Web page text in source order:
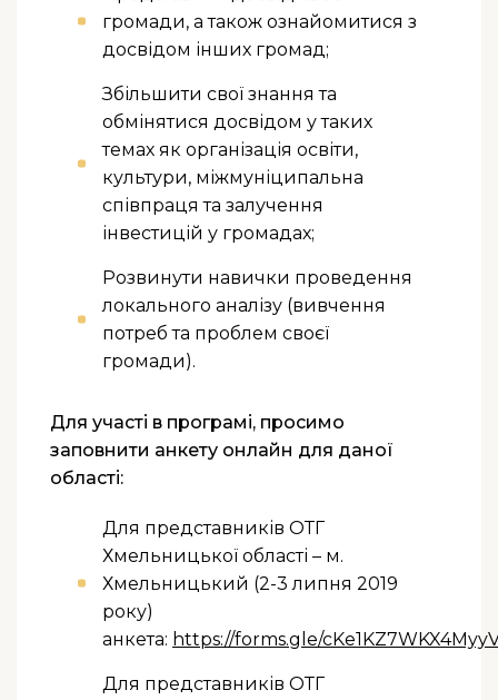
громади, а також ознайомитися з
досвідом інших громад;
Збільшити свої знання та
обмінятися досвідом у таких
темах як організація освіти,
культури, міжмуніципальна
співпраця та залучення
інвестицій у громадах;
Розвинути навички проведення
локального аналізу (вивчення
потреб та проблем своєї
громади).
Для участі в програмі, просимо
заповнити анкету онлайн для даної
області:
Для представників ОТГ
Хмельницької області – м.
Хмельницький (2-3 липня 2019
року)
анкета: https://forms.gle/
Для представників ОТГ